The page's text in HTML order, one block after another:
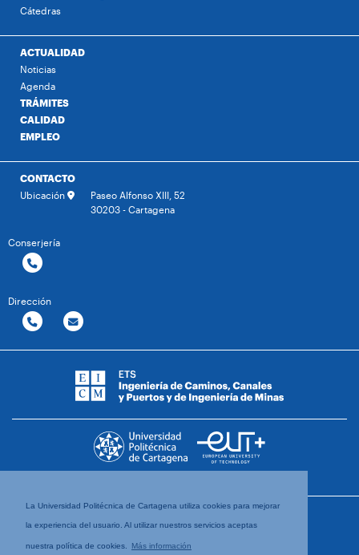
La Universidad Politécnica de Cartagena utiliza cookies para mejorar
la experiencia del usuario. Al utilizar nuestros servicios aceptas
nuestra política de cookies. Más información
Cátedras
ACTUALIDAD
Noticias
Agenda
TRÁMITES
CALIDAD
EMPLEO
CONTACTO
Ubicación
Paseo Alfonso XIII, 52
30203 - Cartagena
Conserjería
Dirección